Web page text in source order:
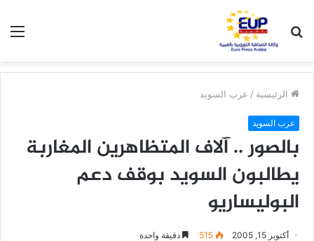
عن
الرئيسية / عرب السويد
عرب السويد
بالصور .. آلاف المتظاهرين المغاربة
يطالبون السويد بوقف دعم
البوليساريو
أكتوبر 15, 2005 515 دقيقة واحدة